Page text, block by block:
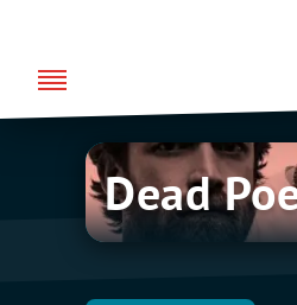
springen
Dead
Poet
Society
Dead